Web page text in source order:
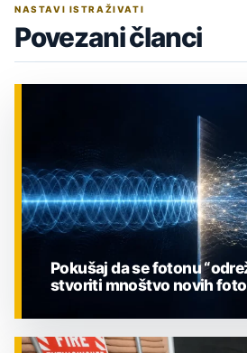
NASTAVI ISTRAŽIVATI
Povezani članci
Pokušaj da se fotonu
stvoriti mnoštvo novih